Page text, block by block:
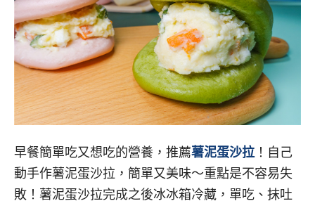
早餐簡單吃又想吃的營養，推薦薯泥蛋沙拉！自己
動手作薯泥蛋沙拉，簡單又美味～重點是不容易失
敗！薯泥蛋沙拉完成之後冰冰箱冷藏，單吃、抹吐